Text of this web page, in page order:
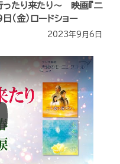
ったり来たり～ 映画『二
金）ロードショー
2023年9月6日